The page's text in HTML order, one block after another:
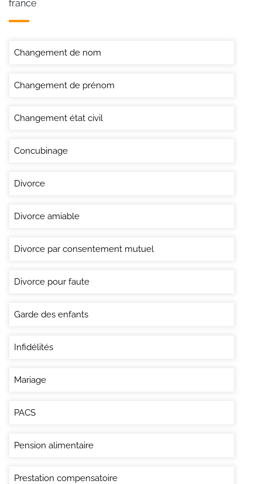
france
Changement de nom
Changement de prénom
Changement état civil
Concubinage
Divorce
Divorce amiable
Divorce par consentement mutuel
Divorce pour faute
Garde des enfants
Infidélités
Mariage
PACS
Pension alimentaire
Prestation compensatoire